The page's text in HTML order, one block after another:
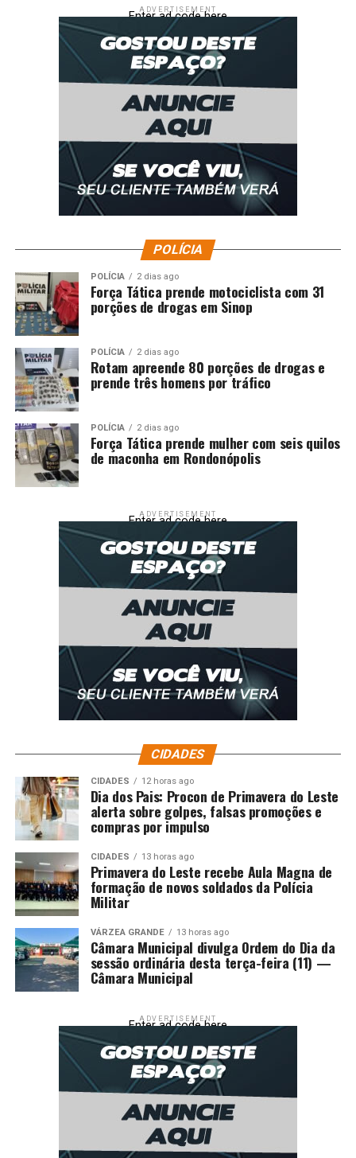
ADVERTISEMENT
Enter ad code here
POLÍCIA
POLÍCIA 2 dias ago
Força Tática prende motociclista com 31
porções de drogas em Sinop
POLÍCIA 2 dias ago
Rotam apreende 80 porções de drogas e
prende três homens por tráfico
POLÍCIA 2 dias ago
Força Tática prende mulher com seis quilos
de maconha em Rondonópolis
ADVERTISEMENT
Enter ad code here
CIDADES
CIDADES 12 horas ago
Dia dos Pais: Procon de Primavera do Leste
alerta sobre golpes, falsas promoções e
compras por impulso
CIDADES 13 horas ago
Primavera do Leste recebe Aula Magna de
formação de novos soldados da Polícia
Militar
VÁRZEA GRANDE 13 horas ago
Câmara Municipal divulga Ordem do Dia da
sessão ordinária desta terça-feira (11) —
Câmara Municipal
ADVERTISEMENT
Enter ad code here